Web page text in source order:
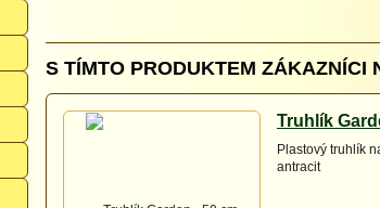
S TÍMTO PRODUKTEM ZÁKAZNÍCI
Truhlík
Plastový truhlík
antracit